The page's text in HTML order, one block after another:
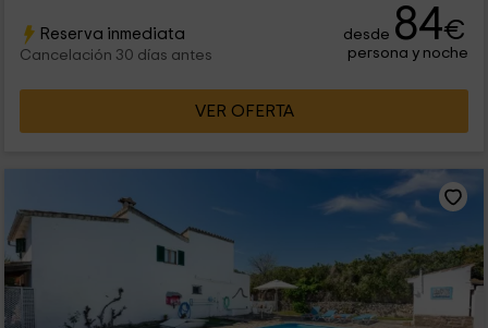
Reserva inmediata
Cancelación 30 días antes
desde 84€
persona y noche
VER OFERTA